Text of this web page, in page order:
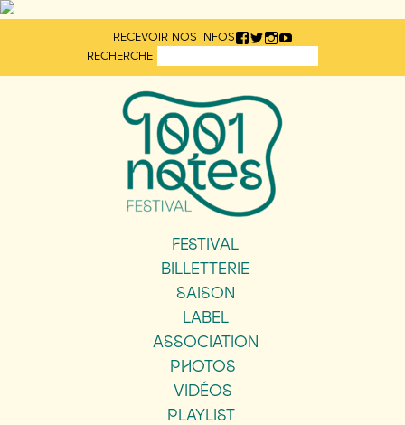
RECEVOIR NOS INFOS
RECHERCHE
FESTIVAL
BILLETTERIE
SAISON
LABEL
ASSOCIATION
PHOTOS
VIDÉOS
PLAYLIST